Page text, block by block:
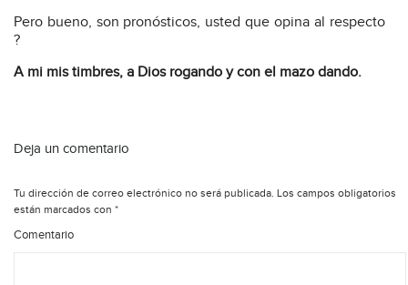
Pero bueno, son pronósticos, usted que opina al respecto
?
A mi mis timbres, a Dios rogando y con el mazo dando.
Deja un comentario
Tu dirección de correo electrónico no será publicada. Los campos obligatorios
están marcados con *
Comentario